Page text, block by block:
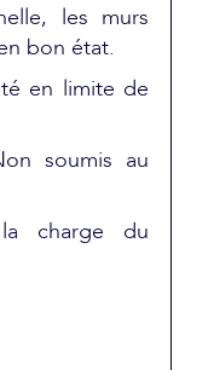
les murs
bon état.
en limite de
soumis au
charge du